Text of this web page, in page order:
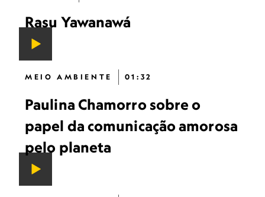
Rasu Yawanawá
MEIO AMBIENTE 01:32
Paulina Chamorro sobre o
papel da comunicação amorosa
pelo planeta